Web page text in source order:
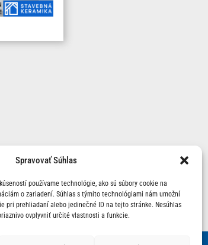
Spravovať Súhlas
používame technológie, ako sú súbory cookie na
o zariadení. Súhlas s týmito technológiami nám umožní
pri prehliadaní alebo jedinečné ID na tejto stránke. Nesúhlas
ovplyvniť určité vlastnosti a funkcie.